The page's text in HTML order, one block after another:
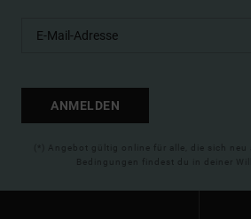
ANMELDEN
(*) Angebot gültig online für alle, die sich neu
Bedingungen findest du in deiner